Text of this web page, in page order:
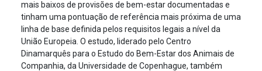
mais baixos de provisões de bem-estar documentadas e
tinham uma pontuação de referência mais próxima de uma
linha de base definida pelos requisitos legais a nível da
União Europeia. O estudo, liderado pelo Centro
Dinamarquês para o Estudo do Bem-Estar dos Animais de
Companhia, da Universidade de Copenhague, também